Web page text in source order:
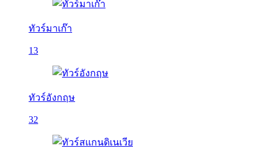
ทัวร์มาเก๊า
13
ทัวร์อังกฤษ
32